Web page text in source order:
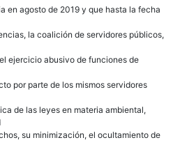
en agosto de 2019 y que hasta la fecha
la coalición de servidores públicos,
ejercicio abusivo de funciones de
por parte de los mismos servidores
de las leyes en materia ambiental,
su minimización, el ocultamiento de